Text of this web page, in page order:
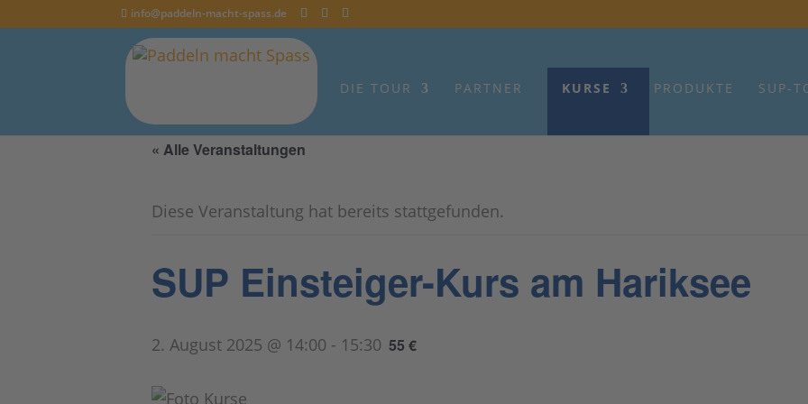
info@paddeln-macht-spass.de
DIE TOUR PARTNER KURSE PRODUKTE SUP-
« Alle Veranstaltungen
Diese Veranstaltung hat bereits stattgefunden.
SUP Einsteiger-Kurs am Hariksee
2. August 2025 @ 14:00 - 15:30 55 €